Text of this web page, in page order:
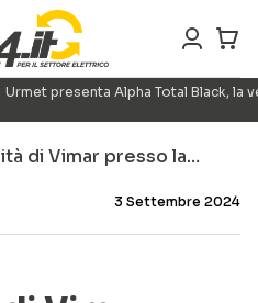
Urmet presenta Alpha Total Black,
di Vimar presso la…
3 Settembre 2024